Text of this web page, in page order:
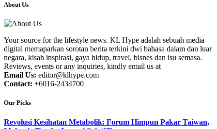
About Us
Your source for the lifestyle news. KL Hype adalah sebuah media
digital memaparkan sorotan berita terkini dwi bahasa dalam dan luar
negara, kisah inspirasi, gaya hidup, travel, bisnes dan isu semasa.
Reviews, events or any inquiries, kindly email us at
Email Us: editor@klhype.com
Contact: +6016-2434700
Our Picks
Revolusi Kesihatan Metabolik: Forum Himpun Pakar Taiwan,